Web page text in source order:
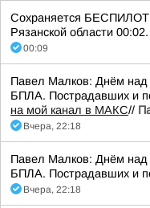
Сохраняется
Рязанской области
00:09
Павел Малков: Днём над
БПЛА. Пострадавших и
на мой канал в МАКС//
Вчера, 22:18
Павел Малков: Днём над
БПЛА. Пострадавших и
Вчера, 22:18